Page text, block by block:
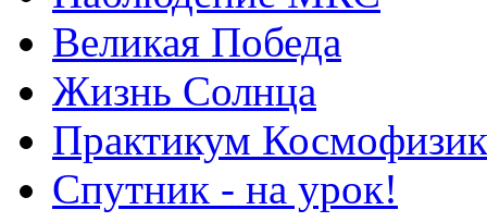
Великая Победа
Жизнь Солнца
Практикум
Спутник - на урок!